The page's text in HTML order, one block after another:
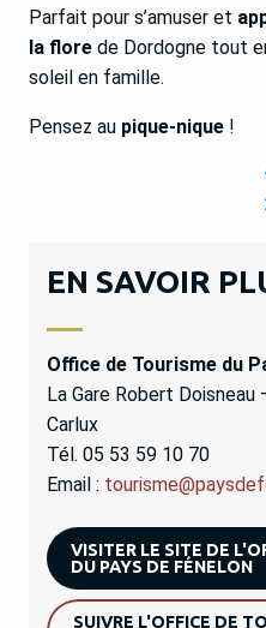
Parfait pour s’amuser et
la flore de Dordogne tout
soleil en famille.
Pensez au pique-nique !
EN SAVOIR
Office de Tourisme du
La Gare Robert
Carlux
Tél. 05 53 59 10 70
Email :
VISITER LE SITE DE
DU PAYS DE FÉNELON
SUIVRE L'OFFICE DE